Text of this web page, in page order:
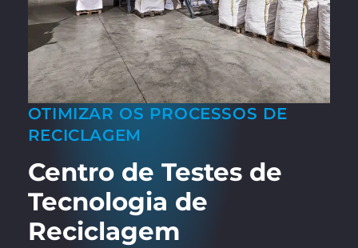
OTIMIZAR OS PROCESSOS DE
RECICLAGEM
Centro de Testes de
Tecnologia de
Reciclagem